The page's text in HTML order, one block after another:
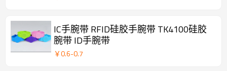
IC手腕带 RFID硅胶手腕带 TK4100硅胶
腕带 ID手腕带
￥0.6-0.7